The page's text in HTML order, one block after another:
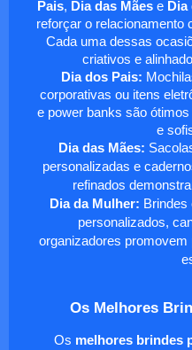
Pais, Dia das Mãese Dia
reforçar o relacionamento
Cada uma dessas
criativos e
Dia dos Pais:
corporativas ou itens
e power banks são
e
Dia das Mães:
personalizadas e
refinados
Dia da Mulher: Brindes
personalizados,
organizadores
Os Melhores
Os melhores brindes